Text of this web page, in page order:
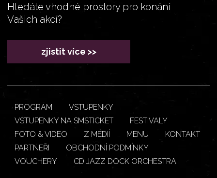
Hledáte vhodné prostory pro konání
Vašich akcí?
zjistit více >>
PROGRAM
VSTUPENKY
VSTUPENKY NA SMSTICKET
FESTIVALY
FOTO & VIDEO
Z MÉDIÍ MENU
KONTAKT
PARTNEŘI
OBCHODNÍ PODMÍNKY
VOUCHERY
CD JAZZ DOCK ORCHESTRA